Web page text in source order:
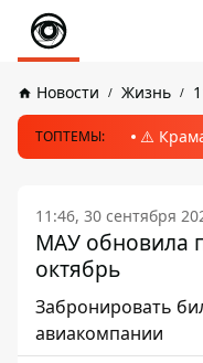
Новости Жизнь
ТОПТЕМЫ: ⚠️
11:46, 30 сентября
МАУ обновила
октябрь
Забронировать
авиакомпании